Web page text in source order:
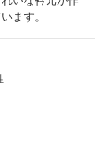
ます。